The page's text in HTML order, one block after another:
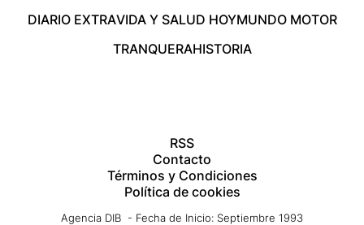
DIARIO EXTRAVIDA Y SALUD HOYMUNDO MOTOR
TRANQUERAHISTORIA
RSS
Contacto
Términos y Condiciones
Política de cookies
Agencia DIB - Fecha de Inicio: Septiembre 1993